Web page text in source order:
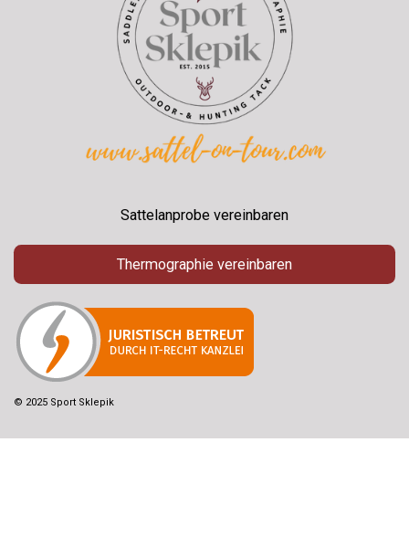
Sattelanprobe vereinbaren
Thermographie vereinbaren
© 2025 Sport Sklepik